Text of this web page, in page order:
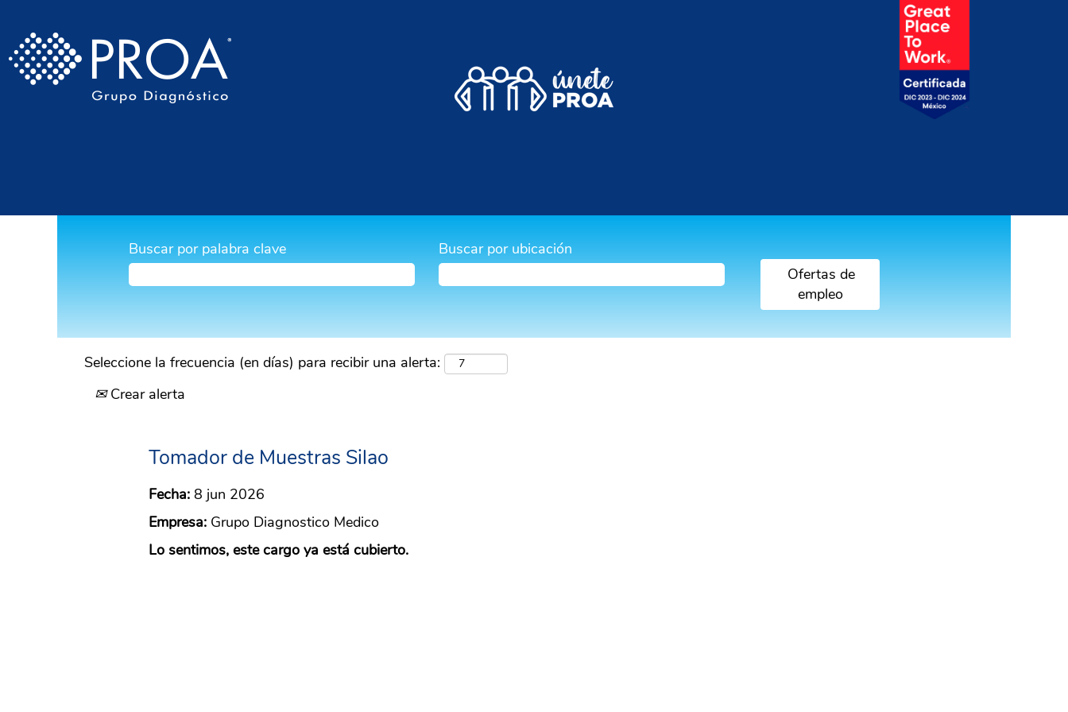
Buscar por palabra clave Buscar por ubicación
Seleccione la frecuencia (en días) para recibir una alerta:
Crear alerta
Tomador de Muestras Silao
Fecha: 8 jun 2026
Empresa: Grupo Diagnostico Medico
Lo sentimos, este cargo ya está cubierto.